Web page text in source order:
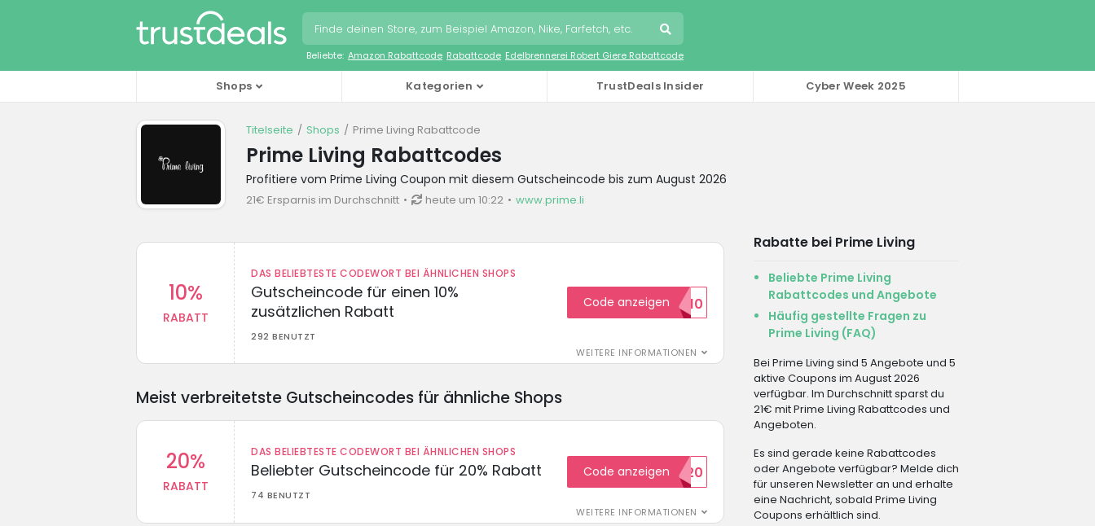
Beliebte: Amazon Rabattcode Rabattcode Edelbrennerei Robert Giere Rabattcode
Shops Kategorien TrustDeals Insider Cyber Week 2025
Titelseite Shops Prime Living Rabattcode
Prime Living Rabattcodes
Profitiere vom Prime Living Coupon mit diesem Gutscheincode bis zum August 2026
21€ Ersparnis im Durchschnitt heute um 10:22 www.prime.li
10%
RABATT
DAS BELIEBTESTE CODEWORT BEI ÄHNLICHEN SHOPS
Gutscheincode für einen 10%
zusätzlichen Rabatt
292 BENUTZT
WEITERE INFORMATIONEN
Code anzeigenHELLO10
Meist verbreitetste Gutscheincodes für ähnliche Shops
20%
RABATT
DAS BELIEBTESTE CODEWORT BEI ÄHNLICHEN SHOPS
Beliebter Gutscheincode für 20% Rabatt
74 BENUTZT
WEITERE INFORMATIONEN
Code anzeigen
WELCOME20
Rabatte bei Prime Living
Beliebte Prime Living
Rabattcodes und Angebote
Häufig gestellte Fragen zu
Prime Living (FAQ)
Bei Prime Living sind 5 Angebote und 5
aktive Coupons im August 2026
verfügbar. Im Durchschnitt sparst du
21€ mit Prime Living Rabattcodes und
Angeboten.
Es sind gerade keine Rabattcodes
oder Angebote verfügbar? Melde dich
für unseren Newsletter an und erhalte
eine Nachricht, sobald Prime Living
Coupons erhältlich sind.